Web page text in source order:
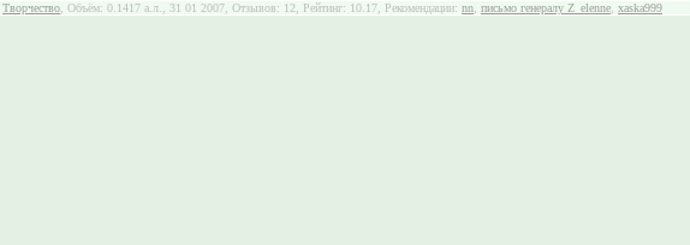
Творчество , Объём: 0.1417 а.л., 31 01 2007, Отзывов: 12, Рейтинг: 10.17, Рекомендации: nn письмо генералу Z_elenne xaska999